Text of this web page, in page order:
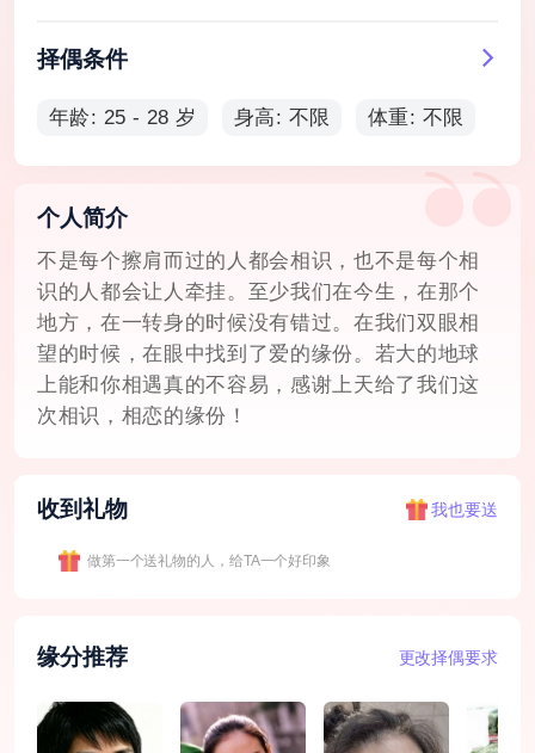
择偶条件
年龄: 25 - 28 岁 身高: 不限 体重: 不限
个人简介
不是每个擦肩而过的人都会相识，也不是每个相
识的人都会让人牵挂。至少我们在今生，在那个
地方，在一转身的时候没有错过。在我们双眼相
望的时候，在眼中找到了爱的缘份。若大的地球
上能和你相遇真的不容易，感谢上天给了我们这
次相识，相恋的缘份！
收到礼物 我也要送
做第一个送礼物的人，给TA一个好印象
缘分推荐 更改择偶要求